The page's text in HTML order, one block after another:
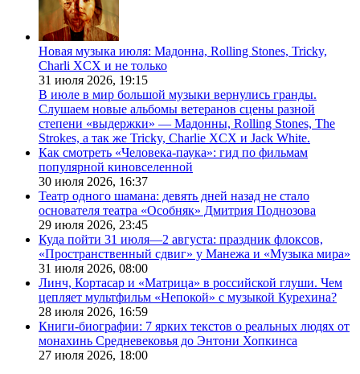
Новая музыка июля: Мадонна, Rolling Stones, Tricky,
Charli XCX и не только
31 июля 2026, 19:15
В июле в мир большой музыки вернулись гранды.
Слушаем новые альбомы ветеранов сцены разной
степени «выдержки» — Мадонны, Rolling Stones, The
Strokes, а так же Tricky, Charlie XCX и Jack White.
Как смотреть «Человека-паука»: гид по фильмам
популярной киновселенной
30 июля 2026, 16:37
Театр одного шамана: девять дней назад не стало
основателя театра «Особняк» Дмитрия Поднозова
29 июля 2026, 23:45
Куда пойти 31 июля—2 августа: праздник флоксов,
«Пространственный сдвиг» у Манежа и «Музыка мира»
31 июля 2026, 08:00
Линч, Кортасар и «Матрица» в российской глуши. Чем
цепляет мультфильм «Непокой» с музыкой Курехина?
28 июля 2026, 16:59
Книги-биографии: 7 ярких текстов о реальных людях от
монахинь Средневековья до Энтони Хопкинса
27 июля 2026, 18:00